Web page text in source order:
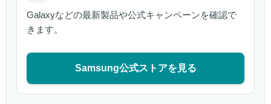
Galaxyなどの最新製品や公式キャンペーンを確認で
きます。
Samsung公式ストアを見る